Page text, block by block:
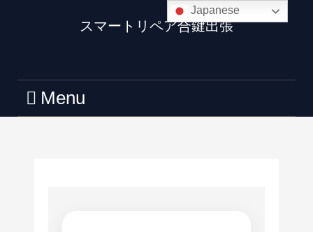
スマートリペア合鍵出張
Menu
Japanese